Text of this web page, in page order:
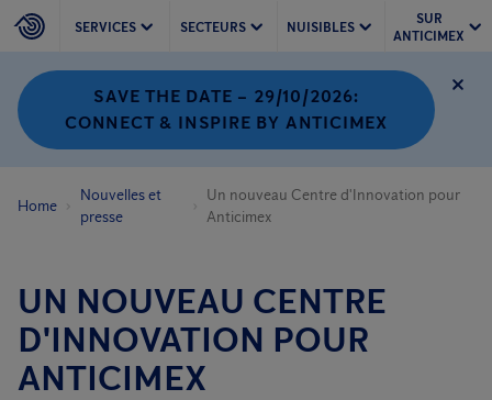
SERVICES SECTEURS NUISIBLES
SUR
ANTICIMEX
SAVE THE DATE – 29/10/2026:
CONNECT & INSPIRE BY ANTICIMEX
Home
Nouvelles et
presse
Un nouveau Centre d'Innovation pour
Anticimex
UN NOUVEAU CENTRE
D'INNOVATION POUR
ANTICIMEX